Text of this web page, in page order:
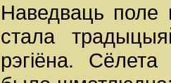
Наведваць поле
стала
рэгіёна.